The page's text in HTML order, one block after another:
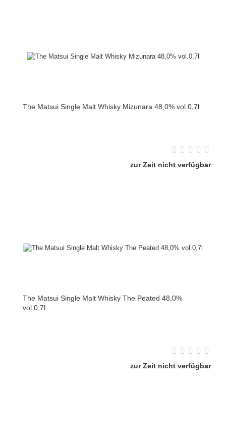
The Matsui Single Malt Whisky Mizunara 48,0% vol.0,7l
zur Zeit nicht verfügbar
The Matsui Single Malt Whisky The Peated 48,0%
vol.0,7l
zur Zeit nicht verfügbar